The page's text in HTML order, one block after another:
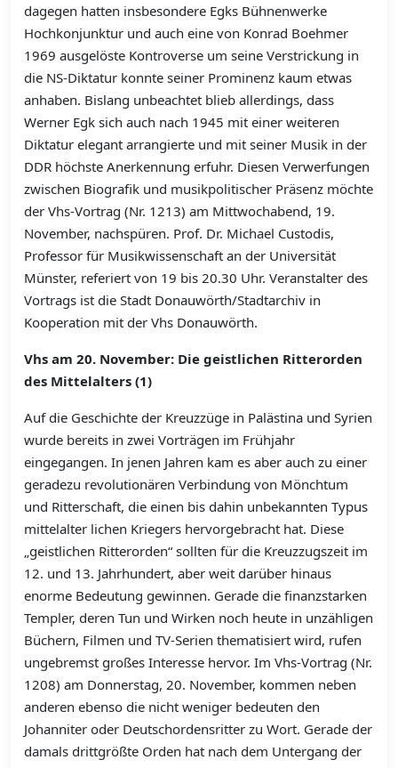
dagegen hatten insbesondere Egks Bühnenwerke
Hochkonjunktur und auch eine von Konrad Boehmer
1969 ausgelöste Kontroverse um seine Verstrickung in
die NS-Diktatur konnte seiner Prominenz kaum etwas
anhaben. Bislang unbeachtet blieb allerdings, dass
Werner Egk sich auch nach 1945 mit einer weiteren
Diktatur elegant arrangierte und mit seiner Musik in der
DDR höchste Anerkennung erfuhr. Diesen Verwerfungen
zwischen Biografik und musikpolitischer Präsenz möchte
der Vhs-Vortrag (Nr. 1213) am Mittwochabend, 19.
November, nachspüren. Prof. Dr. Michael Custodis,
Professor für Musikwissenschaft an der Universität
Münster, referiert von 19 bis 20.30 Uhr. Veranstalter des
Vortrags ist die Stadt Donauwörth/Stadtarchiv in
Kooperation mit der Vhs Donauwörth.
Vhs am 20. November: Die geistlichen Ritterorden
des Mittelalters (1)
Auf die Geschichte der Kreuzzüge in Palästina und Syrien
wurde bereits in zwei Vorträgen im Frühjahr
eingegangen. In jenen Jahren kam es aber auch zu einer
geradezu revolutionären Verbindung von Mönchtum
und Ritterschaft, die einen bis dahin unbekannten Typus
mittelalter lichen Kriegers hervorgebracht hat. Diese
„geistlichen Ritterorden“ sollten für die Kreuzzugszeit im
12. und 13. Jahrhundert, aber weit darüber hinaus
enorme Bedeutung gewinnen. Gerade die finanzstarken
Templer, deren Tun und Wirken noch heute in unzähligen
Büchern, Filmen und TV-Serien thematisiert wird, rufen
ungebremst großes Interesse hervor. Im Vhs-Vortrag (Nr.
1208) am Donnerstag, 20. November, kommen neben
anderen ebenso die nicht weniger bedeuten den
Johanniter oder Deutschordensritter zu Wort. Gerade der
damals drittgrößte Orden hat nach dem Untergang der